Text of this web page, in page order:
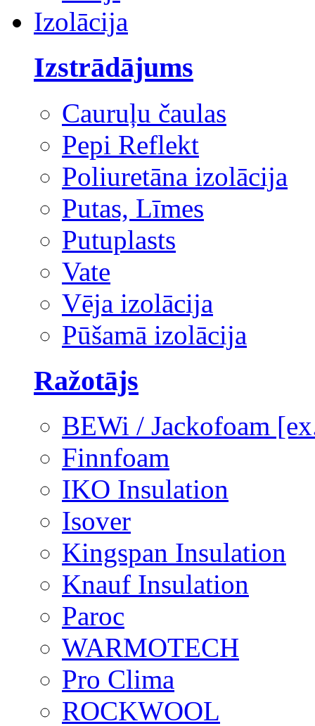
Izolācija
Izstrādājums
Cauruļu čaulas
Pepi Reflekt
Poliuretāna izolācija
Putas, Līmes
Putuplasts
Vate
Vēja izolācija
Pūšamā izolācija
Ražotājs
BEWi / Jackofoam
Finnfoam
IKO Insulation
Isover
Kingspan Insulation
Knauf Insulation
Paroc
WARMOTECH
Pro Clima
ROCKWOOL